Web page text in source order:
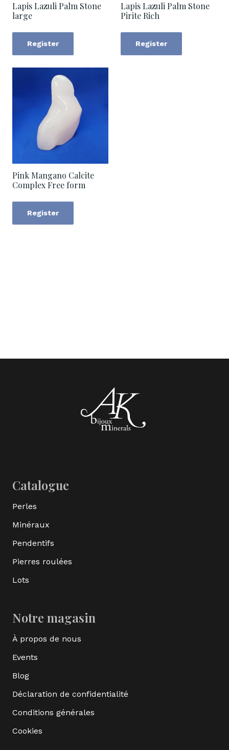
Lapis Lazuli Palm Stone
large
Register
Lapis Lazuli Palm Stone
Pirite Rich
Register
Pink Mangano Calcite
Complex Free form
Register
Catalogue
Perles
Minéraux
Pendentifs
Pierres roulées
Lots
Notre magasin
À propos de nous
Events
Blog
Déclaration de confidentialité
Conditions générales
Cookies